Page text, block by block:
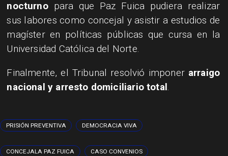
nocturnopara que Paz Fuica pudiera realizar
sus labores como concejal y asistir a estudios de
magíster en políticas públicas que cursa en la
Universidad Católica del Norte.
Finalmente, el Tribunal resolvió imponer arraigo
nacional y arresto domiciliario total
PRISIÓN PREVENTIVA DEMOCRACIA VIVA
CONCEJALA PAZ FUICA CASO CONVENIOS